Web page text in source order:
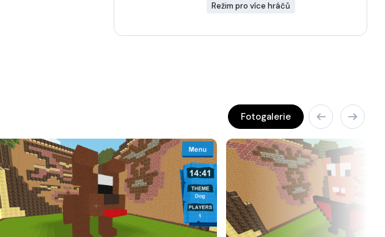
Režim pro více hráčů
Fotogalerie